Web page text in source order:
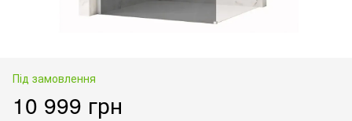
Під замовлення
10 999 грн